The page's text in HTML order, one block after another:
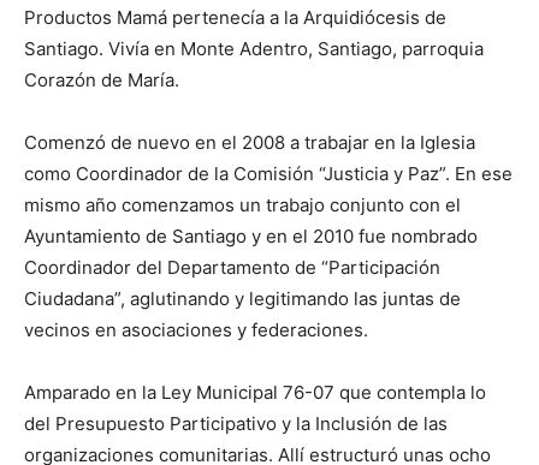
Productos Mamá pertenecía a la Arquidiócesis de
Santiago. Vivía en Monte Aden­tro, Santiago, parroquia
Corazón de María.
Comenzó de nuevo en el 2008 a trabajar en la Iglesia
como Coordi­nador de la Comisión “Justicia y Paz”. En ese
mismo año comenza­mos un trabajo conjunto con el
Ayuntamiento de Santiago y en el 2010 fue nombrado
Coordinador del Departamento de “Participación
Ciudadana”, aglutinando y legitimando las juntas de
vecinos en asociaciones y federaciones.
Amparado en la Ley Municipal 76-07 que contempla lo
del Presu­puesto Participativo y la Inclusión de las
organizaciones comunitarias. Allí estructuró unas ocho